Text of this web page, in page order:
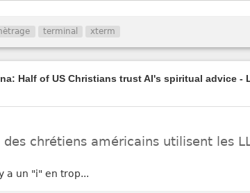
terminal xterm
Half of US Christians trust AI's spiritual advice -
des chrétiens américains utilisent les
a un "i" en trop...